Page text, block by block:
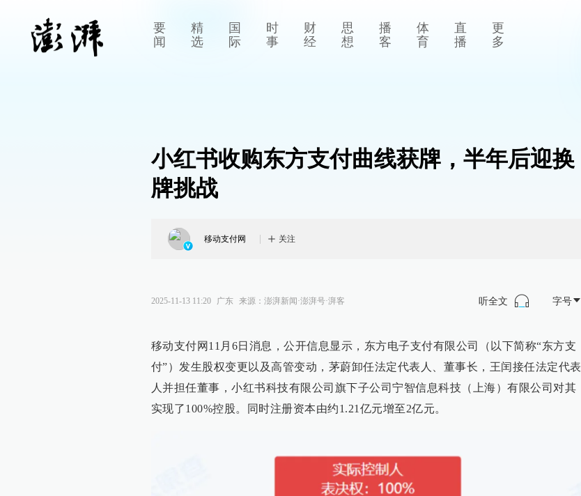
要
闻
精
选
国
际
时
事
财
经
思
想
播
客
体
育
直
播
更
多
小红书收购东方支付曲线获牌，半年后迎换
牌挑战
移动支付网 关注
2025-11-13 11:20 广东 来源： 澎湃新闻·澎湃号·湃客 听全文 字号
移动支付网11月6日消息，公开信息显示，东方电子支付有限公司（以下简称“东方支
付”）发生股权变更以及高管变动，茅蔚卸任法定代表人、董事长，王闰接任法定代表
人并担任董事，小红书科技有限公司旗下子公司宁智信息科技（上海）有限公司对其
实现了100%控股。同时注册资本由约1.21亿元增至2亿元。